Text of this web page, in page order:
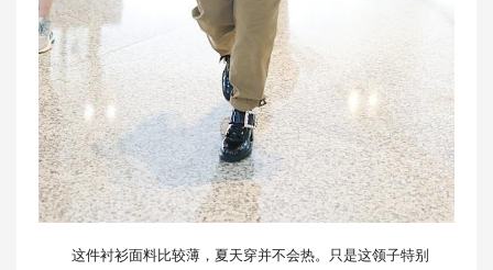
这件衬衫面料比较薄，夏天穿并不会热。只是这领子特别